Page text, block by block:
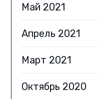
Май 2021
Апрель 2021
Март 2021
Октябрь 2020